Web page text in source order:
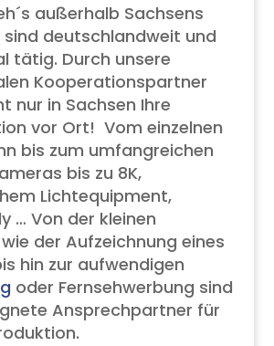
außerhalb Sachsens
sind deutschlandweit und
tätig. Durch unsere
Kooperationspartner
nur in Sachsen Ihre
vor Ort! Vom einzelnen
bis zum umfangreichen
bis zu 8K,
Lichtequipment,
… Von der kleinen
der Aufzeichnung eines
hin zur aufwendigen
oder Fernsehwerbung sind
Ansprechpartner für